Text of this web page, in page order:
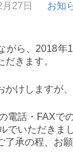
27日 お知
がら、2018年
だきます。
かけしますが
電話・FAXで
でいただきま
了承の程、お願